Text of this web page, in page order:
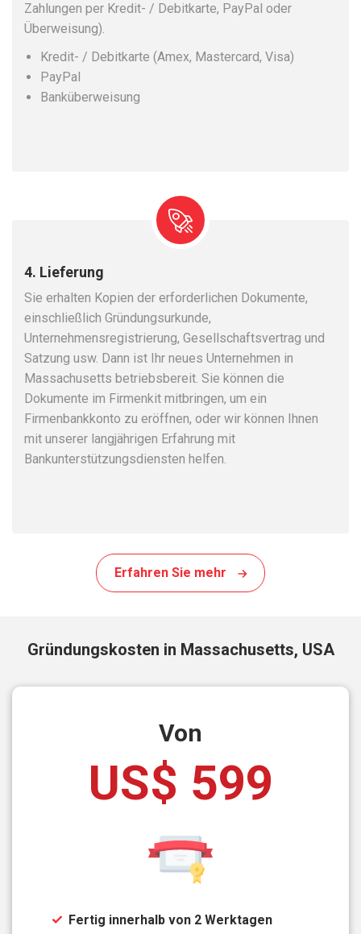
Zahlungen per Kredit- / Debitkarte, PayPal oder
Überweisung).
Kredit- / Debitkarte (Amex, Mastercard, Visa)
PayPal
Banküberweisung
4. Lieferung
Sie erhalten Kopien der erforderlichen Dokumente,
einschließlich Gründungsurkunde,
Unternehmensregistrierung, Gesellschaftsvertrag und
Satzung usw. Dann ist Ihr neues Unternehmen in
Massachusetts betriebsbereit. Sie können die
Dokumente im Firmenkit mitbringen, um ein
Firmenbankkonto zu eröffnen, oder wir können Ihnen
mit unserer langjährigen Erfahrung mit
Bankunterstützungsdiensten helfen.
Erfahren Sie mehr
Gründungskosten in Massachusetts, USA
Von
US$ 599
Fertig innerhalb von 2 Werktagen